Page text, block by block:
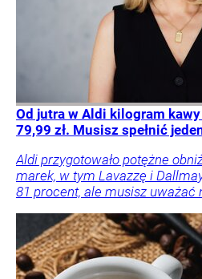
Od jutra w Aldi kilogram
79,99 zł. Musisz spełnić
Aldi przygotowało potężne
marek, w tym Lavazzę i
81 procent, ale musisz uważać